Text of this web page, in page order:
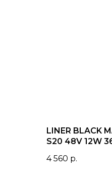
LINER BLACK
S20 48V 12W
корпус L220mm
4 560 р.